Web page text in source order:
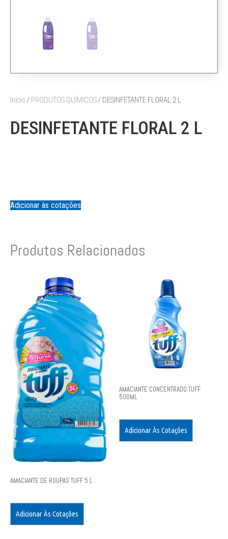
Início / PRODUTOS QUÍMICOS/ DESINFETANTE FLORAL 2 L
DESINFETANTE FLORAL 2 L
Adicionar às cotações
Produtos Relacionados
AMACIANTE DE ROUPAS TUFF 5 L
Adicionar Às Cotações
AMACIANTE CONCENTRADO TUFF
500ML
Adicionar Às Cotações